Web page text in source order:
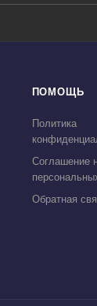
ПОМОЩЬ
Политика
Соглашение
Обратная